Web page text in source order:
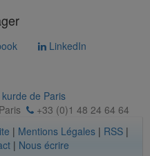
LinkedIn
de Paris
Paris
+33 (0)1 48 24 64 64
| Mentions Légales | RSS |
| Nous écrire